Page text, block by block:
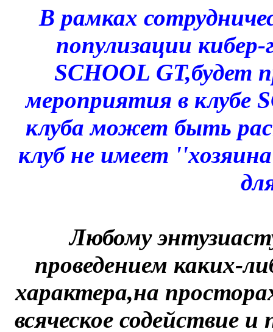
В рамках
популизации
SCHOOL GT,будет
мероприятия в клубе
клуба может быть
клуб не имеет
Любому
проведением каких-
характера,на
всяческое содействие